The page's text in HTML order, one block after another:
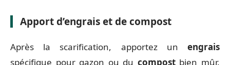
Apport d’engrais et de compost
Après la scarification, apportez un engrais
spécifique pour gazon ou du compostbien mûr.